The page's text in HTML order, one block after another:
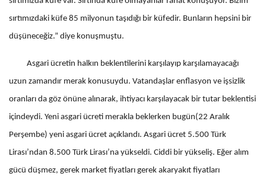
sırtımızdaki küfe 85 milyonun taşıdığı bir küfedir. Bunların hepsini bir
düşüneceğiz.” diye konuşmuştu.
Asgari ücretin halkın beklentilerini karşılayıp karşılamayacağı
uzun zamandır merak konusuydu. Vatandaşlar enflasyon ve işsizlik
oranları da göz önüne alınarak, ihtiyacı karşılayacak bir tutar beklentisi
içindeydi. Yeni asgari ücreti merakla beklerken bugün(22 Aralık
Perşembe) yeni asgari ücret açıklandı. Asgari ücret 5.500 Türk
Lirası’ndan 8.500 Türk Lirası’na yükseldi. Ciddi bir yükseliş. Eğer alım
gücü düşmez, gerek market fiyatları gerek akaryakıt fiyatları